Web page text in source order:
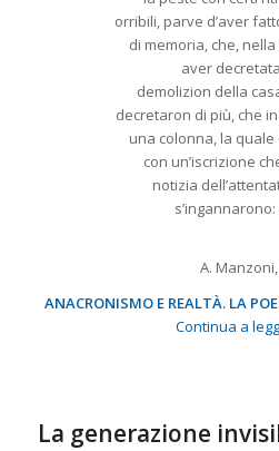
orribili, parve d’aver
di memoria, che,
aver
demolizion della
decretaron di più, che
una colonna, la
con un’iscrizione
notizia
A. Manzoni,
ANACRONISMO E REALTÀ. LA
Continua a
La generazione